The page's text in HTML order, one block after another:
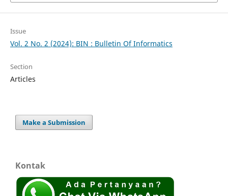
Issue
Vol. 2 No. 2 (2024): BIN : Bulletin Of Informatics
Section
Articles
Make a Submission
Kontak